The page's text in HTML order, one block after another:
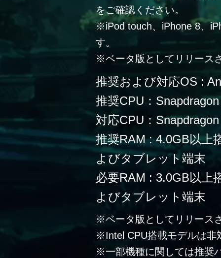
をご確認ください。
※iPod touch、iPhone 8、
す。
※ベータ版としてリリース
推奨および対応OS :
推奨CPU：
対応CPU：
推奨RAM : 4.0GB以上
よびタブレット端末
必要RAM : 3.0GB以上
よびタブレット端末
※ベータ版としてリリース
※Intel CPU搭載モデルは非
※一部機種に関しては推奨